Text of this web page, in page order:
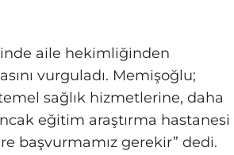
aile hekimliğinden
vurguladı. Memişoğlu;
sağlık hizmetlerine, daha
eğitim araştırma hastanesi
başvurmamız gerekir” dedi.